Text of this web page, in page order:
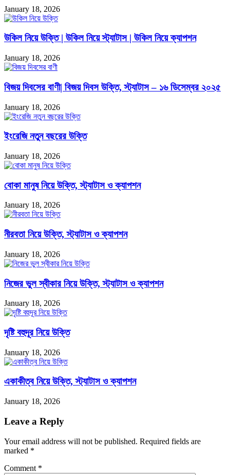
January 18, 2026
উকিল নিয়ে উক্তি | উকিল নিয়ে স্ট্যাটাস | উকিল নিয়ে ক্যাপশন
January 18, 2026
বিজয় দিবসের বাণী| বিজয় দিবস উক্তি, স্ট্যাটাস – ১৬ ডিসেম্বর ২০২৫
January 18, 2026
ইংরেজি নতুন বছরের উক্তি
January 18, 2026
বোকা মানুষ নিয়ে উক্তি, স্ট্যাটাস ও ক্যাপশন
January 18, 2026
নীরবতা নিয়ে উক্তি, স্ট্যাটাস ও ক্যাপশন
January 18, 2026
নিজের ভুল স্বীকার নিয়ে উক্তি, স্ট্যাটাস ও ক্যাপশন
January 18, 2026
দৃষ্টি বহুদূর নিয়ে উক্তি
January 18, 2026
একাকীত্ব নিয়ে উক্তি, স্ট্যাটাস ও ক্যাপশন
January 18, 2026
Leave a Reply
Your email address will not be published. Required fields are
marked *
Comment *